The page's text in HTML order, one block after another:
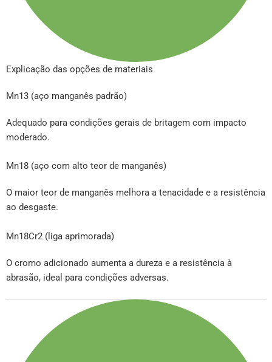
Explicação das opções de materiais
Mn13 (aço manganês padrão)
Adequado para condições gerais de britagem com impacto
moderado.
Mn18 (aço com alto teor de manganês)
O maior teor de manganês melhora a tenacidade e a resistência
ao desgaste.
Mn18Cr2 (liga aprimorada)
O cromo adicionado aumenta a dureza e a resistência à
abrasão, ideal para condições adversas.